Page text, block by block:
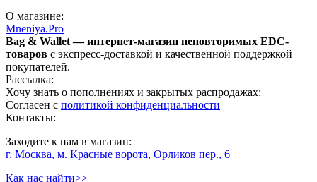
О магазине:
Mneniya.Pro
Bag & Wallet — интернет-магазин неповторимых EDC-
товаров с экспресс-доставкой и качественной поддержкой
покупателей.
Рассылка:
Хочу знать о пополнениях и закрытых распродажах:
Согласен с политикой конфиденциальности
Контакты:
Заходите к нам в магазин:
г. Москва, м. Красные ворота, Орликов пер., 6
Как нас найти>>